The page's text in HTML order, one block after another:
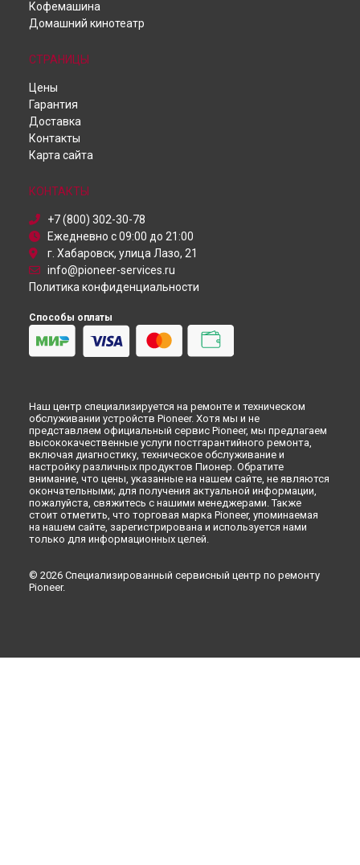
Ремонт DJ контроллера Pioneer в
Ремонт DJ контроллера Pioneer в
Ремонт DJ контроллера Pioneer в
Ремонт DJ контроллера Pioneer в
Ремонт DJ контроллера Pioneer в
Ремонт DJ контроллера Pioneer в
Кофемашина
Домашний кинотеатр
СТРАНИЦЫ
Цены
Гарантия
Доставка
Контакты
Карта сайта
КОНТАКТЫ
+7 (800) 302-30-78
Ежедневно с 09:00 до 21:00
г. Хабаровск, улица Лазо, 21
info@pioneer-services.ru
Политика конфиденциальности
Способы оплаты
Наш центр специализируется на ремонте и техническом
обслуживании устройств Pioneer. Хотя мы и не
представляем официальный сервис Pioneer, мы предлагаем
высококачественные услуги постгарантийного ремонта,
включая диагностику, техническое обслуживание и
настройку различных продуктов Пионер. Обратите
внимание, что цены, указанные на нашем сайте, не являются
окончательными; для получения актуальной информации,
пожалуйста, свяжитесь с нашими менеджерами. Также
стоит отметить, что торговая марка Pioneer, упоминаемая
на нашем сайте, зарегистрирована и используется нами
только для информационных целей.
© 2026 Специализированный сервисный центр по ремонту
Pioneer.